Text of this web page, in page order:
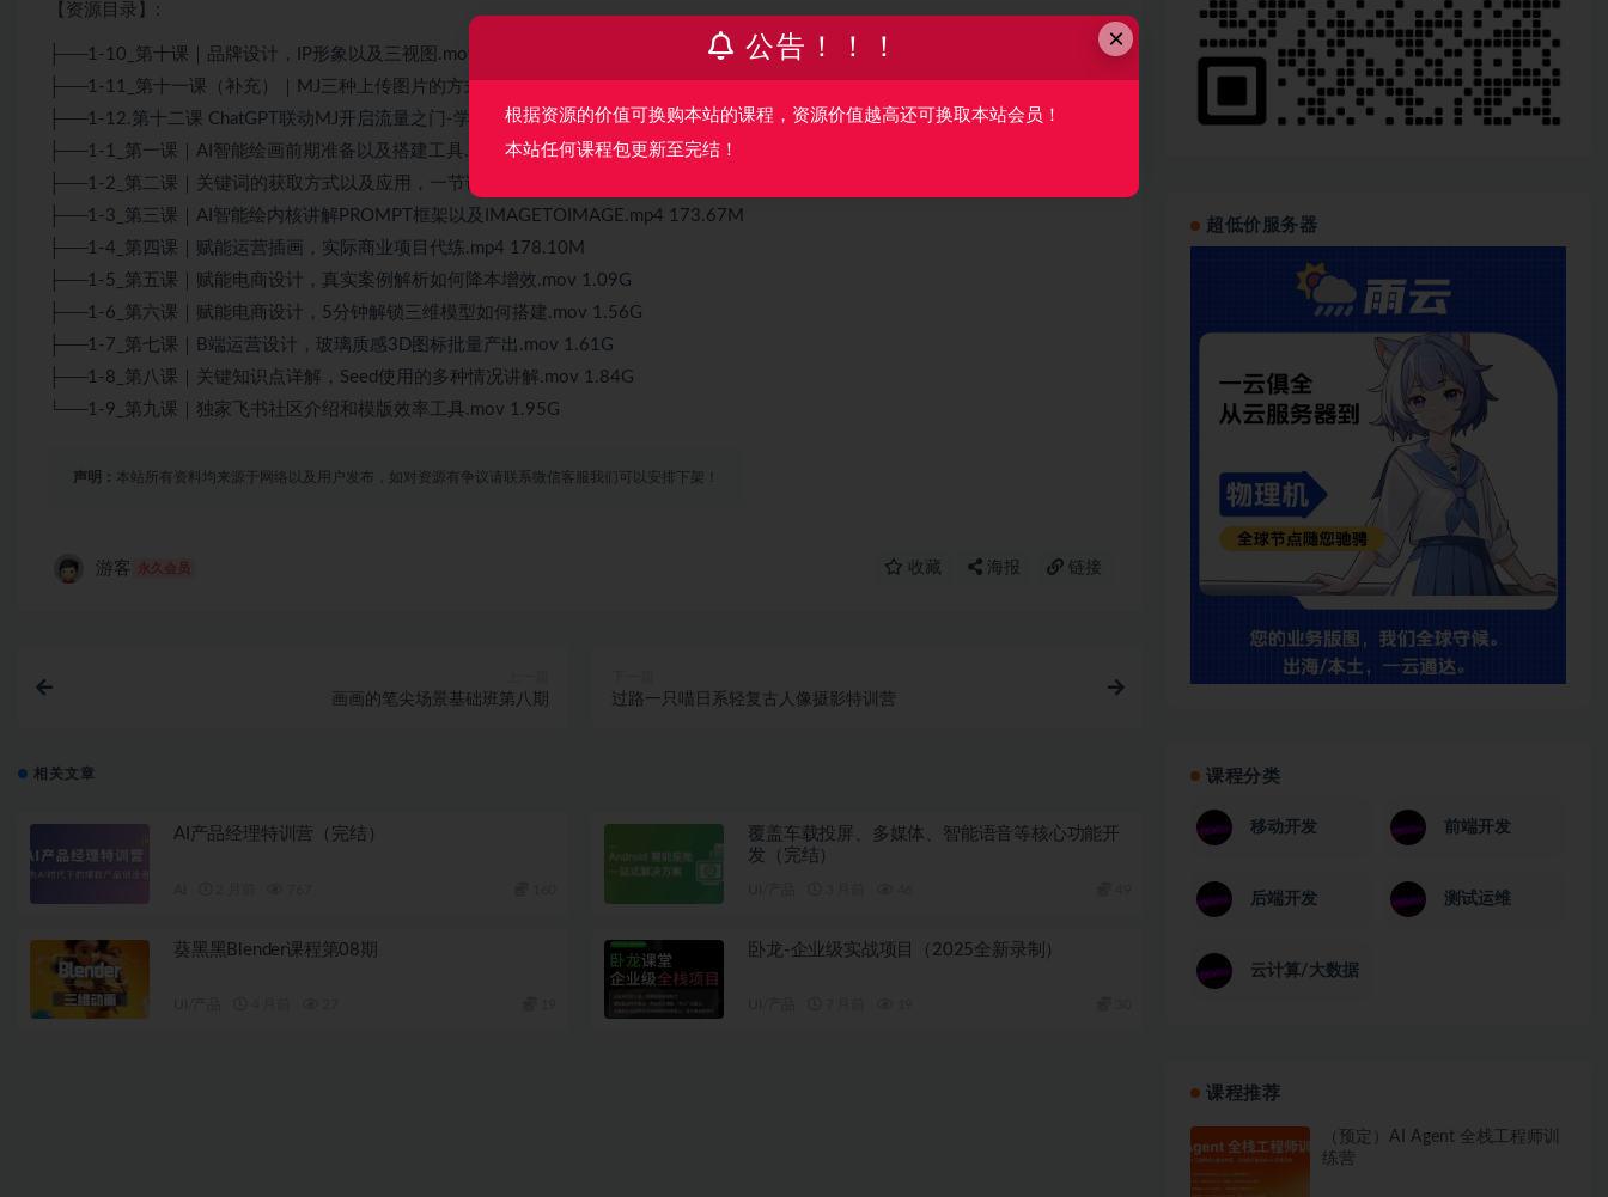
【资源目录】:
├──1-10_第十课｜品牌设计，IP形象以及三视图.mov 1.31G
├──1-11_第十一课（补充）｜MJ三种上传图片的方式以及多种情况.mov.mov 653.31M
├──1-12.第十二课 ChatGPT 联动MJ开启流量之门-学习笔记在飞书社区.mp4 161.27M
├──1-1_第一课｜ AI 智能绘画前期准备以及搭建工具.mp4 127.47M
├──1-2_第二课｜关键词的获取方式以及应用，一节课解锁全部技巧.mp4 144.40M
├──1-3_第三课｜AI智能绘内核讲解PROMPT框架以及IMAGETOIMAGE.mp4 173.67M
├──1-4_第四课｜赋能运营插画，实际商业项目代练.mp4 178.10M
├──1-5_第五课｜赋能电商设计，真实案例解析如何降本增效.mov 1.09G
├──1-6_第六课｜赋能电商设计，5分钟解锁三维模型如何搭建.mov 1.56G
├──1-7_第七课｜B端运营设计，玻璃质感3D图标批量产出.mov 1.61G
├──1-8_第八课｜关键知识点详解，Seed使用的多种情况讲解.mov 1.84G
└──1-9_第九课｜独家飞书社区介绍和模版效率工具.mov 1.95G
声明： 本站所有资料均来源于网络以及用户发布，如对资源有争议请联系微信客服我们可以安排下架！
游客 永久会员 收藏 海报 链接
画画的笔尖场景基础班第八期 过路一只喵日系轻复古人像摄影特训营
相关文章
AI产品经理特训营（完结）
覆盖车载投屏、多媒体、智能语音等核心功能开
发（完结）
葵黑黑Blender课程第08期 卧龙-企业级实战项目（2025全新录制）
超低价服务器
课程分类
移动开发 前端开发
后端开发 测试运维
云计算/大数据
课程推荐
（预定）AI Agent 全栈工程师训
练营
×
公告！！！
根据资源的价值可换购本站的课程，资源价值越高还可换取本站会员！
本站任何课程包更新至完结！